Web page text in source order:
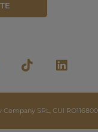
SRL, CUI